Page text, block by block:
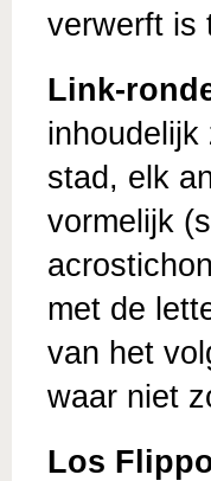
verwerft is
Link-
inhoudelijk
stad, elk
vormelijk
met de
van het
waar niet
Los